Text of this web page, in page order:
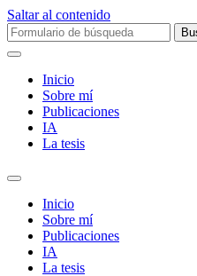
Saltar al contenido
Buscar:
Inicio
Sobre mí­
Publicaciones
IA
La tesis
Alternar
campo
búsqueda
Inicio
Sobre mí­
Publicaciones
IA
La tesis